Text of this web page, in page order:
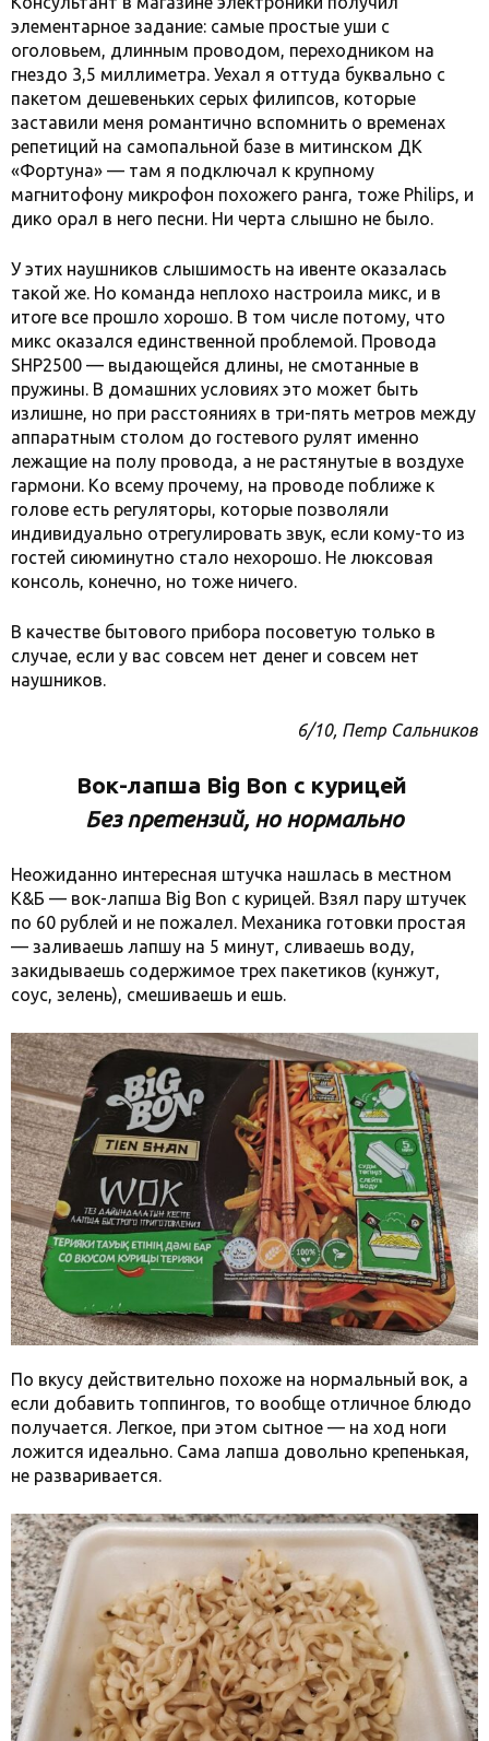
элементарное задание: самые простые уши с
оголовьем, длинным проводом, переходником на
гнездо 3,5 миллиметра. Уехал я оттуда буквально с
пакетом дешевеньких серых филипсов, которые
заставили меня романтично вспомнить о временах
репетиций на самопальной базе в митинском ДК
«Фортуна» — там я подключал к крупному
магнитофону микрофон похожего ранга, тоже Philips, и
дико орал в него песни. Ни черта слышно не было.
У этих наушников слышимость на ивенте оказалась
такой же. Но команда неплохо настроила микс, и в
итоге все прошло хорошо. В том числе потому, что
микс оказался единственной проблемой. Провода
SHP2500 — выдающейся длины, не смотанные в
пружины. В домашних условиях это может быть
излишне, но при расстояниях в три-пять метров между
аппаратным столом до гостевого рулят именно
лежащие на полу провода, а не растянутые в воздухе
гармони. Ко всему прочему, на проводе поближе к
голове есть регуляторы, которые позволяли
индивидуально отрегулировать звук, если кому-то из
гостей сиюминутно стало нехорошо. Не люксовая
консоль, конечно, но тоже ничего.
В качестве бытового прибора посоветую только в
случае, если у вас совсем нет денег и совсем нет
наушников.
6/10, Петр Сальников
Вок-лапша Big Bon с курицей
Без претензий, но нормально
Неожиданно интересная штучка нашлась в местном
К&Б — вок-лапша Big Bon с курицей. Взял пару штучек
по 60 рублей и не пожалел. Механика готовки простая
— заливаешь лапшу на 5 минут, сливаешь воду,
закидываешь содержимое трех пакетиков (кунжут,
соус, зелень), смешиваешь и ешь.
По вкусу действительно похоже на нормальный вок, а
если добавить топпингов, то вообще отличное блюдо
получается. Легкое, при этом сытное — на ход ноги
ложится идеально. Сама лапша довольно крепенькая,
не разваривается.